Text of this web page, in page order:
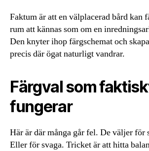
Faktum är att en välplacerad bård kan
rum att kännas som om en
Den knyter ihop färgschemat och
precis där ögat naturligt vandrar.
Färgval som
fungerar
Här är där många går fel. De väljer för
Eller för svaga. Tricket är att hitta